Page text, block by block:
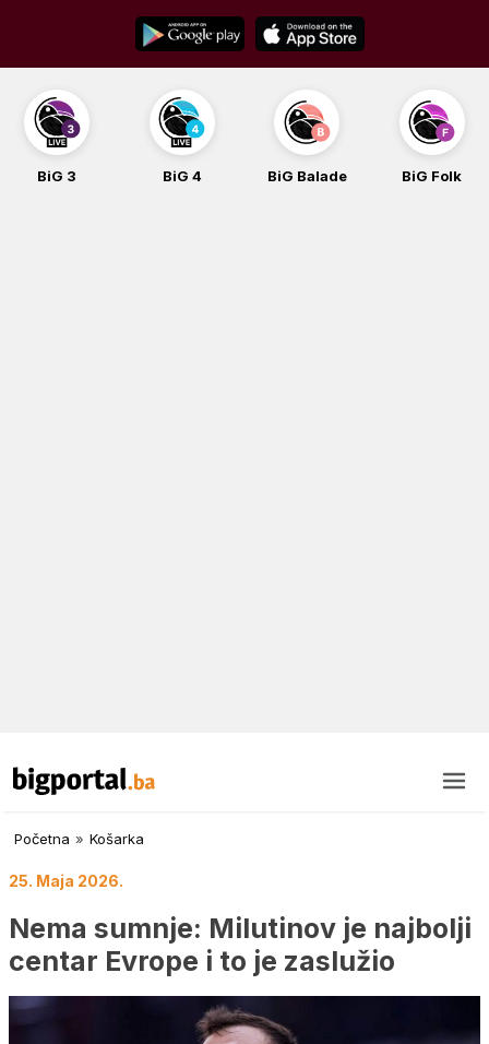
content
BiG 4 BiG Balade BiG Folk BiG iG
Početna » Košarka
25. Maja 2026.
Nema sumnje: Milutinov je najbolji
centar Evrope i to je zaslužio